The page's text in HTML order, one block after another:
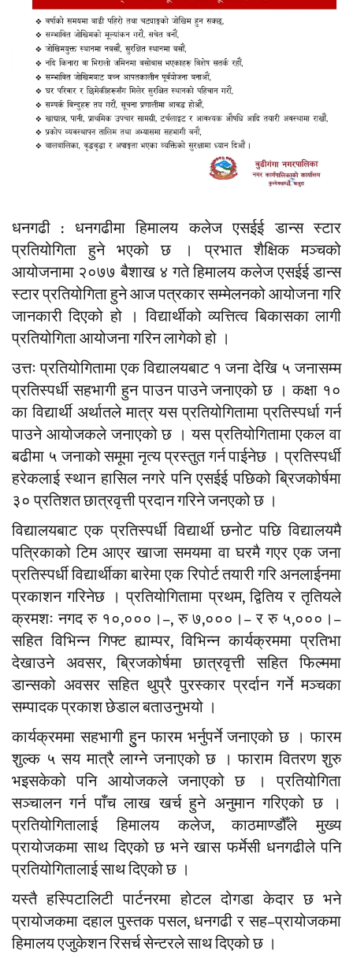
धनगढी : धनगढीमा हिमालय कलेज एसईई डान्स स्टार
प्रतियोगिता हुने भएको छ । प्रभात शैक्षिक मञ्चको
आयोजनामा २०७७ बैशाख ४ गते हिमालय कलेज एसईई डान्स
स्टार प्रतियोगिता हुने आज पत्रकार सम्मेलनको आयोजना गरि
जानकारी दिएको हो । विद्यार्थीको व्यत्तित्व बिकासका लागी
प्रतियोगिता आयोजना गरिन लागेको हो ।
उत्तः प्रतियोगितामा एक विद्यालयबाट १ जना देखि ५ जनासम्म
प्रतिस्पर्धी सहभागी हुन पाउन पाउने जनाएको छ । कक्षा १०
का विद्यार्थी अर्थातले मात्र यस प्रतियोगितामा प्रतिस्पर्धा गर्न
पाउने आयोजकले जनाएको छ । यस प्रतियोगितामा एकल वा
बढीमा ५ जनाको समूमा नृत्य प्रस्तुत गर्न पाईनेछ । प्रतिस्पर्धी
हरेकलाई स्थान हासिल नगरे पनि एसईई पछिको ब्रिजकोर्षमा
३० प्रतिशत छात्रवृत्ती प्रदान गरिने जनएको छ ।
विद्यालयबाट एक प्रतिस्पर्धी विद्यार्थी छनोट पछि विद्यालयमै
पत्रिकाको टिम आएर खाजा समयमा वा घरमै गएर एक जना
प्रतिस्पर्धी विद्यार्थीका बारेमा एक रिपोर्ट तयारी गरि अनलाईनमा
प्रकाशन गरिनेछ । प्रतियोगितामा प्रथम, द्वितिय र तृतियले
क्रमशः नगद रु १०,०००।–, रु ७,०००।– र रु ५,०००।–
सहित विभिन्न गिफ्ट ह्याम्पर, विभिन्न कार्यक्रममा प्रतिभा
देखाउने अवसर, ब्रिजकोर्षमा छात्रवृत्ती सहित फिल्ममा
डान्सको अवसर सहित थुप्रै पुरस्कार प्रर्दान गर्ने मञ्चका
सम्पादक प्रकाश छेडाल बताउनुभयो ।
कार्यक्रममा सहभागी हुुन फारम भर्नुपर्ने जनाएको छ । फारम
शुल्क ५ सय मात्रै लाग्ने जनाएको छ । फाराम वितरण शुरु
भइसकेको पनि आयोजकले जनाएको छ । प्रतियोगिता
सञ्चालन गर्न पाँच लाख खर्च हुने अनुमान गरिएको छ ।
प्रतियोगितालाई हिमालय कलेज, काठमाण्डौँले मुख्य
प्रायोजकमा साथ दिएको छ भने खास फर्मेसी धनगढीले पनि
प्रतियोगितालाई साथ दिएको छ ।
यस्तै हस्पिटालिटी पार्टनरमा होटल दोगडा केदार छ भने
प्रायोजकमा दहाल पुस्तक पसल, धनगढी र सह–प्रायोजकमा
हिमालय एजुकेशन रिसर्च सेन्टरले साथ दिएको छ ।